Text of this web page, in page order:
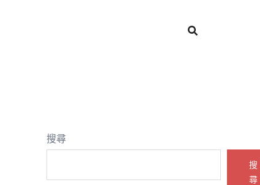
搜尋
搜
尋